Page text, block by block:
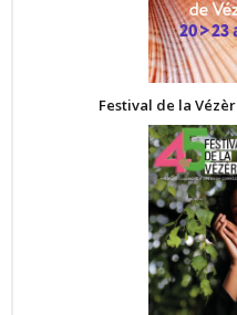
Festival de la